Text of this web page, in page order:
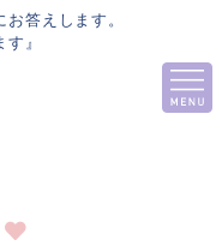
答えします。
』